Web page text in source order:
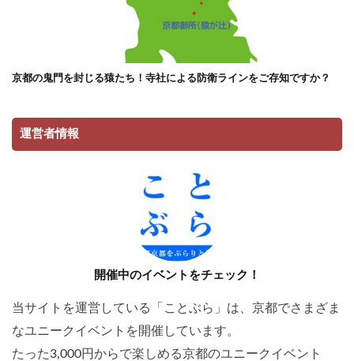
京都の鬼門を封じる猿たち！寺社による防衛ラインをご存知ですか？
運営者情報
開催中のイベントをチェック！
当サイトを運営している「ことぶら」は、京都でさまざま
なユニークイベントを開催しています。
たった3,000円からで楽しめる京都のユニークイベント